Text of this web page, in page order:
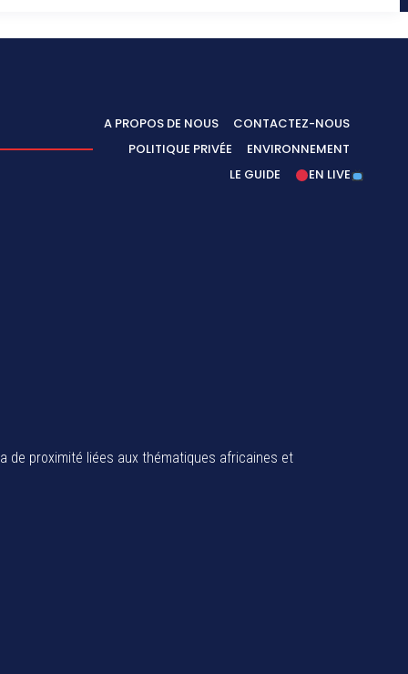
A PROPOS DE NOUS
CONTACTEZ-NOUS
POLITIQUE PRIVÉE
ENVIRONNEMENT
LE GUIDE
EN LIVE
de proximité liées aux thématiques africaines et